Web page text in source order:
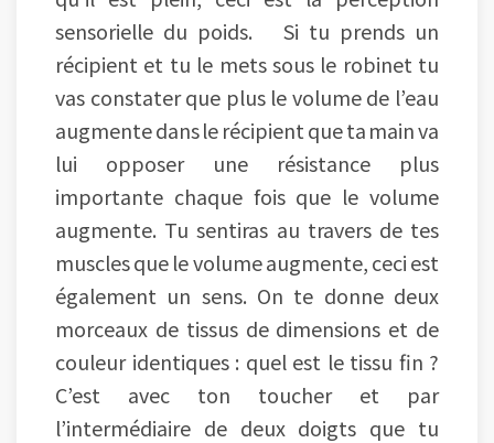
sensorielle du poids. Si tu prends un
récipient et tu le mets sous le robinet tu
vas constater que plus le volume de l’eau
augmente dans le récipient que ta main va
lui opposer une résistance plus
importante chaque fois que le volume
augmente. Tu sentiras au travers de tes
muscles que le volume augmente, ceci est
également un sens. On te donne deux
morceaux de tissus de dimensions et de
couleur identiques : quel est le tissu fin ?
C’est avec ton toucher et par
l’intermédiaire de deux doigts que tu